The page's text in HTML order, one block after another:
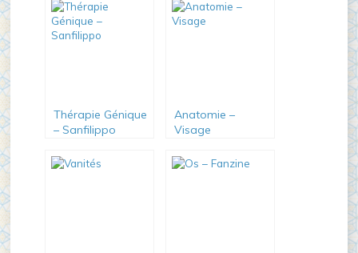
Thérapie Génique
– Sanfilippo
Anatomie –
Visage